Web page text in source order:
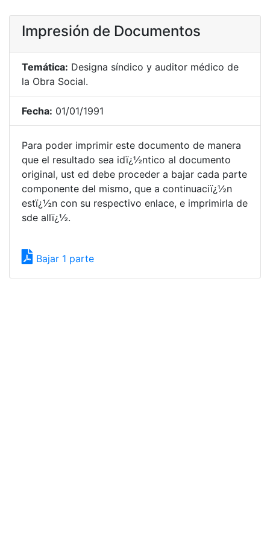
Impresión de Documentos
Temática: Designa síndico y auditor médico de
la Obra Social.
Fecha: 01/01/1991
Para poder imprimir este documento de manera
que el resultado sea idï¿½ntico al documento
original, ust ed debe proceder a bajar cada parte
componente del mismo, que a continuaciï¿½n
estï¿½n con su respectivo enlace, e imprimirla de
sde allï¿½.
Bajar 1 parte